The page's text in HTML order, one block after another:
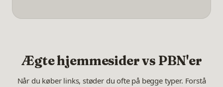
Ægte hjemmesider vs PBN'er
Når du køber links, støder du ofte på begge typer. Forstå